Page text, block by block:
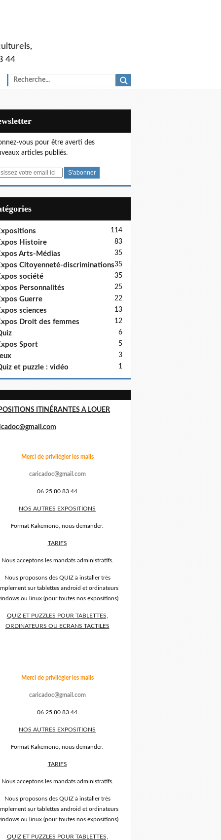
44
vous pour être averti des
articles publiés.
114
Histoire 83
Arts-Médias 35
Citoyenneté-discriminations35
société 35
Personnalités 25
Guerre 22
sciences 13
Droit des femmes 12
6
Sport 5
3
et puzzle : vidéo 1
ITINÉRANTES A LOUER
Merci de privilégier les mails
caricadoc@gmail.com
06 25 80 83 44
NOS AUTRES EXPOSITIONS
Format Kakemono, nous demander.
TARIFS
Nous acceptons les mandats administratifs.
Nous proposons des QUIZ à installer très
sur tablettes android et ordinateurs
ou linux (pour toutes nos expositions)
QUIZ ET PUZZLES POUR TABLETTES,
ORDINATEURS OU ECRANS TACTILES
Merci de privilégier les mails
caricadoc@gmail.com
06 25 80 83 44
NOS AUTRES EXPOSITIONS
Format Kakemono, nous demander.
TARIFS
Nous acceptons les mandats administratifs.
Nous proposons des QUIZ à installer très
sur tablettes android et ordinateurs
ou linux (pour toutes nos expositions)
QUIZ ET PUZZLES POUR TABLETTES,